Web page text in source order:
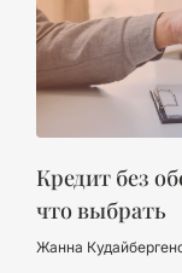
Кредит без
что выбрать
Жанна